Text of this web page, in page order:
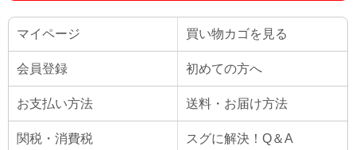
マイページ 買い物カゴを見る
会員登録 初めての方へ
お支払い方法 送料・お届け方法
関税・消費税 スグに解決！Q＆A